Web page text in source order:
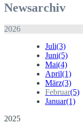
Newsarchiv
2026
Juli(3)
Juni(5)
Mai(4)
April(1)
März(3)
Februar(5)
Januar(1)
2025